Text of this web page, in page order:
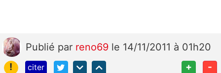
Publié par reno69 le 14/11/2011 à 01h20
!
citer + -